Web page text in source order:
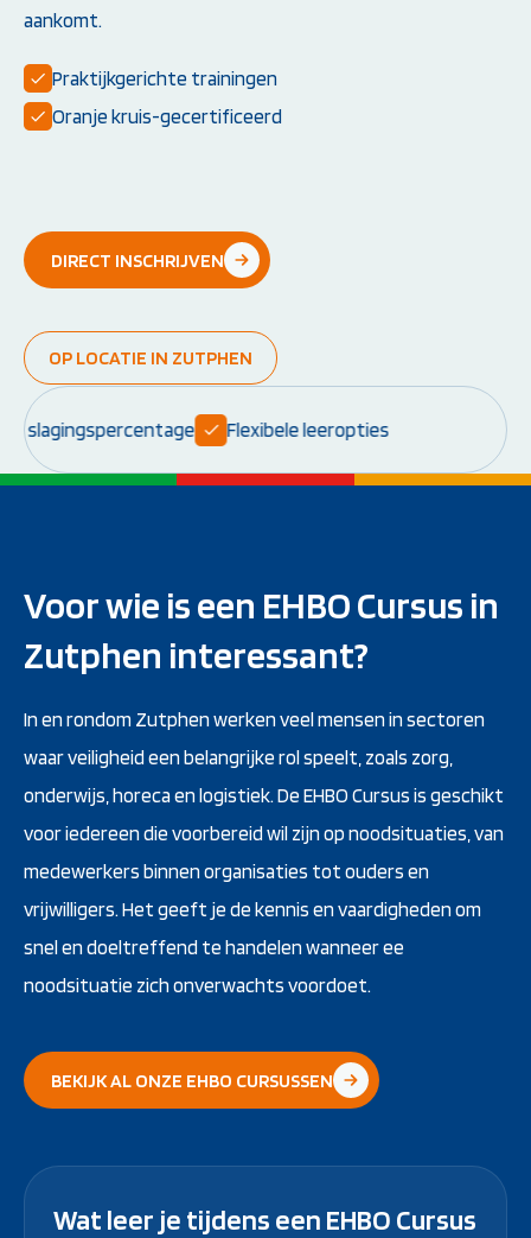
Opleiding EHBO-instructeur
(NRR)
Opleiding PBLS-instructeur
(NRR)
instructeursopleidingen
Weet je niet goed welke cursus jij
nodig hebt?
Stel je vraag
aankomt.
Praktijkgerichte trainingen
Oranje kruis-gecertificeerd
DIRECT INSCHRIJVEN
OP LOCATIE IN ZUTPHEN
Flexibele leeropties
Voor wie is een EHBO Cursus in
Zutphen interessant?
In en rondom Zutphen werken veel mensen in sectoren
waar veiligheid een belangrijke rol speelt, zoals zorg,
onderwijs, horeca en logistiek. De EHBO Cursus is geschikt
voor iedereen die voorbereid wil zijn op noodsituaties, van
medewerkers binnen organisaties tot ouders en
vrijwilligers. Het geeft je de kennis en vaardigheden om
snel en doeltreffend te handelen wanneer ee
noodsituatie zich onverwachts voordoet.
BEKIJK AL ONZE EHBO CURSUSSEN
Wat leer je tijdens een EHBO Cursus